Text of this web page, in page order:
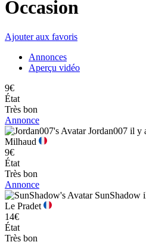
Occasion
Ajouter aux favoris
Annonces
Aperçu vidéo
9€
État
Très bon
Annonce
Jordan007 il y
Milhaud
9€
État
Très bon
Annonce
SunShadow
Le Pradet
14€
État
Très bon